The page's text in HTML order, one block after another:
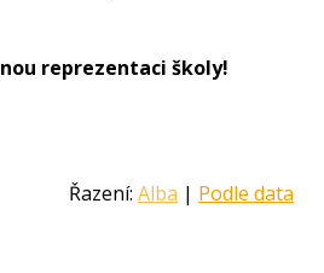
reprezentaci školy!
Řazení: Alba | Podle data